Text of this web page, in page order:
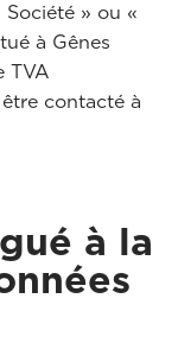
» ou «
à Gênes
TVA
contacté à
à la